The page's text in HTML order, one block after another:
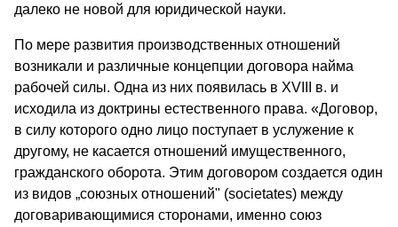
далеко не новой для юридической науки.
По мере развития производственных отношений
возникали и различные концепции договора найма
рабочей силы. Одна из них появилась в XVIII в. и
исходила из доктрины естественного права. «Договор,
в силу которого одно лицо поступает в услужение к
другому, не касается отношений имущественного,
гражданского оборота. Этим договором создается один
из видов „союзных отношений" (societates) между
договаривающимися сторонами, именно союз